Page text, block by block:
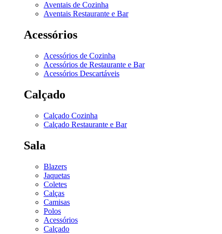
Aventais de Cozinha
Aventais Restaurante e Bar
Acessórios
Acessórios de Cozinha
Acessórios de Restaurante e Bar
Acessórios Descartáveis
Calçado
Calçado Cozinha
Calçado Restaurante e Bar
Sala
Blazers
Jaquetas
Coletes
Calças
Camisas
Polos
Acessórios
Calçado